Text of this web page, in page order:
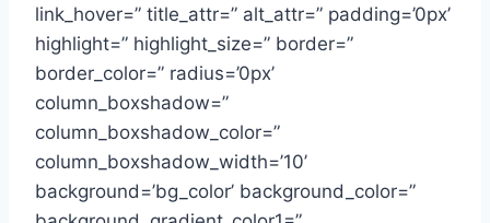
link_hover=” title_attr=” alt_attr=” padding=’0px’
highlight=” highlight_size=” border=”
border_color=” radius=’0px’
column_boxshadow=”
column_boxshadow_color=”
column_boxshadow_width=’10’
background=’bg_color’ background_color=”